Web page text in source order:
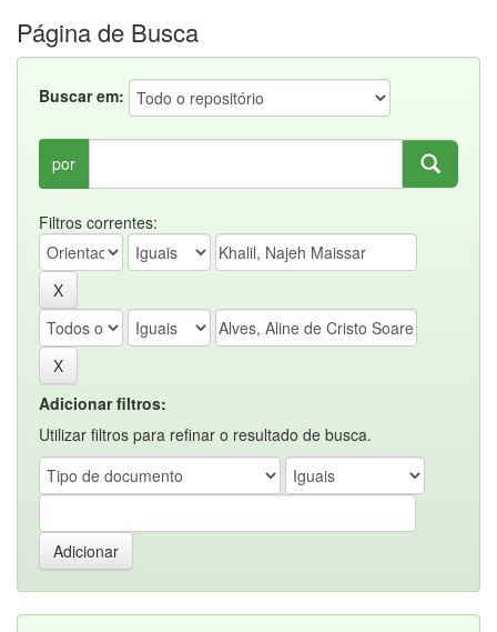
Página de Busca
Buscar em:
por
Filtros correntes:
Adicionar filtros:
Utilizar filtros para refinar o resultado de busca.